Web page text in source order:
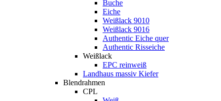
Buche
Eiche
Weißlack 9010
Weißlack 9016
Authentic Eiche quer
Authentic Risseiche
Weißlack
EPC reinweiß
Landhaus massiv Kiefer
Blendrahmen
CPL